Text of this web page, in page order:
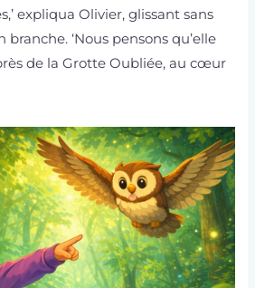
expliqua Olivier, glissant sans
‘Nous pensons qu’elle
de la Grotte Oubliée, au cœur